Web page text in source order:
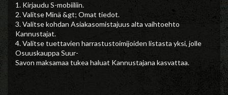
1. Kirjaudu S-mobiiliin.
2. Valitse Minä &gt; Omat tiedot.
3. Valitse kohdan Asiakasomistajuus alta vaihtoehto
Kannustajat.
4. Valitse tuettavien harrastustoimijoiden listasta yksi, jolle
Osuuskauppa Suur-
Savon maksamaa tukea haluat Kannustajana kasvattaa.